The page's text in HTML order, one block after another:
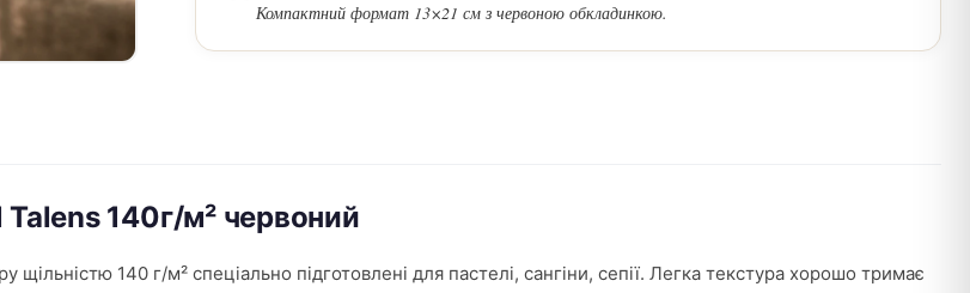
Компактний формат 13×21 см з червоною обкладинкою.
140г/м² червоний
140 г/м² спеціально підготовлені для пастелі, сангіни, сепії. Легка текстура хорошо тримає